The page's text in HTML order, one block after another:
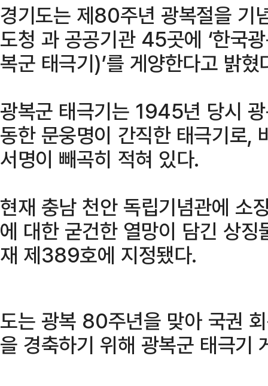
경기도는 제80주년 광복절을 기
도청 과 공공기관 45곳에 ‘한국
복군 태극기)’를 게양한다고 밝혔
광복군 태극기는 1945년 당시
동한 문웅명이 간직한 태극기로,
서명이 빼곡히 적혀 있다.
현재 충남 천안 독립기념관에 소
에 대한 굳건한 열망이 담긴 상
재 제389호에 지정됐다.
도는 광복 80주년을 맞아 국권
을 경축하기 위해 광복군 태극기